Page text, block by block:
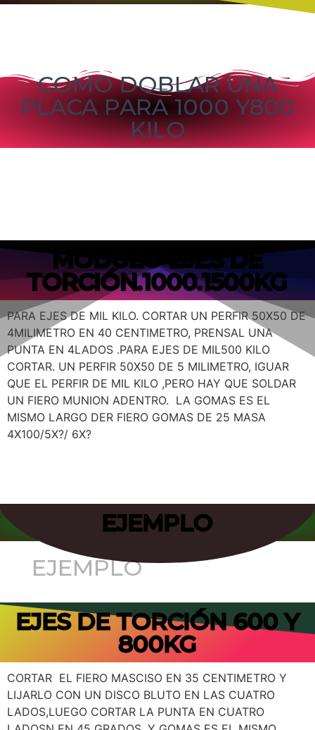
COMO DOBLAR UNA
PLACA PARA 1000 Y800
KILO
MODULO EJES DE
TORCIÓN.1000.1500KG
PARA EJES DE MIL KILO. CORTAR UN PERFIR 50X50 DE
4MILIMETRO EN 40 CENTIMETRO, PRENSAL UNA
PUNTA EN 4LADOS .PARA EJES DE MIL500 KILO
CORTAR. UN PERFIR 50X50 DE 5 MILIMETRO, IGUAR
QUE EL PERFIR DE MIL KILO ,PERO HAY QUE SOLDAR
UN FIERO MUNION ADENTRO. LA GOMAS ES EL
MISMO LARGO DER FIERO GOMAS DE 25 MASA
4X100/5X?/ 6X?
EJEMPLO
EJES DE TORCIÓN 600 Y
800KG
CORTAR EL FIERO MASCISO EN 35 CENTIMETRO Y
LIJARLO CON UN DISCO BLUTO EN LAS CUATRO
LADOS,LUEGO CORTAR LA PUNTA EN CUATRO